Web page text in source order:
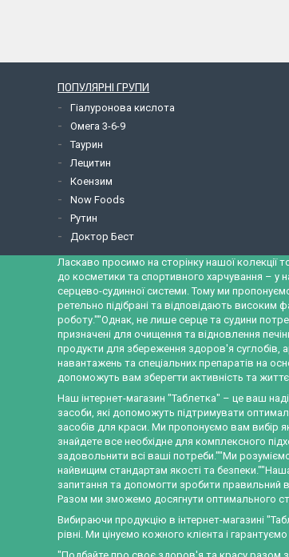
ПОПУЛЯРНІ ГРУПИ
Гіалуронова кислота
Омега 3-6-9
Таурин
Лецитин
Коензим
Now Foods
Рутин
Доктор Бест
Ласкаво просимо на сторінку нашої колекції
до косметики та спортивного харчування – у
серцево-судинної системи. Тому ми
ретельно підібрані та відповідають
роботу.""Однак, не лише серце та судини
призначені для очищення та відновлення
продукти для збереження здоров'я суглобів,
навантажень та спеціальних препаратів на
допоможуть вам зберегти активність та
Наш інтернет-магазин "Таблетка" – це ваш
засоби, які допоможуть підтримувати
засобів для краси. Ми пропонуємо вам вибір
знайдете все необхідне для комплексного
задовольнити всі ваші потреби.""Ми
найвищим стандартам якості та
запитання та допомогти зробити правильний
Разом ми зможемо досягнути оптимального
Вибираючи продукцію в інтернет-магазині
рівні. Ми цінуємо кожного клієнта і